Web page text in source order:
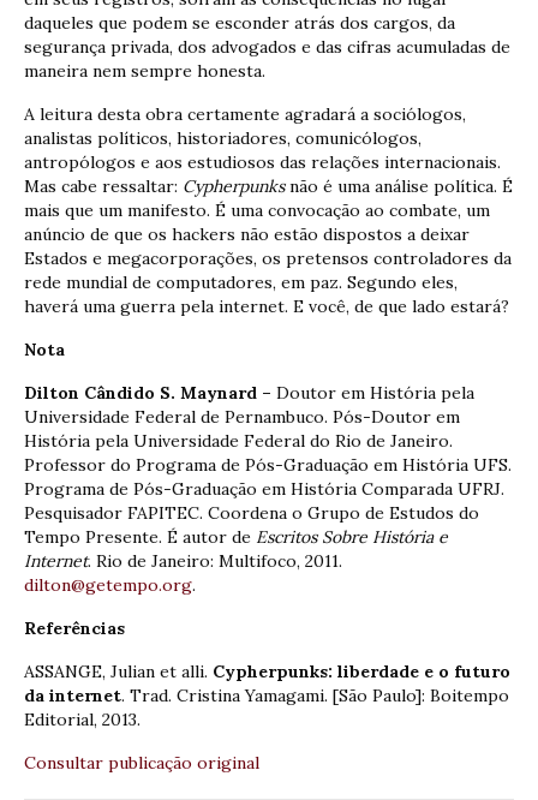
daqueles que podem se esconder atrás dos cargos, da
segurança privada, dos advogados e das cifras acumuladas de
maneira nem sempre honesta.
A leitura desta obra certamente agradará a sociólogos,
analistas políticos, historiadores, comunicólogos,
antropólogos e aos estudiosos das relações internacionais.
Mas cabe ressaltar: Cypherpunksnão é uma análise política. É
mais que um manifesto. É uma convocação ao combate, um
anúncio de que os hackers não estão dispostos a deixar
Estados e megacorporações, os pretensos controladores da
rede mundial de computadores, em paz. Segundo eles,
haverá uma guerra pela internet. E você, de que lado estará?
Nota
Dilton Cândido S. Maynard – Doutor em História pela
Universidade Federal de Pernambuco. Pós-Doutor em
História pela Universidade Federal do Rio de Janeiro.
Professor do Programa de Pós-Graduação em História UFS.
Programa de Pós-Graduação em História Comparada UFRJ.
Pesquisador FAPITEC. Coordena o Grupo de Estudos do
Tempo Presente. É autor de Escritos Sobre História e
Internet. Rio de Janeiro: Multifoco, 2011.
dilton@getempo.org.
Referências
ASSANGE, Julian et alli. Cypherpunks: liberdade e o futuro
da internet. Trad. Cristina Yamagami. [São Paulo]: Boitempo
Editorial, 2013.
Consultar publicação original